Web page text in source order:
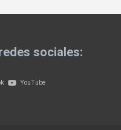
sociales:
YouTube